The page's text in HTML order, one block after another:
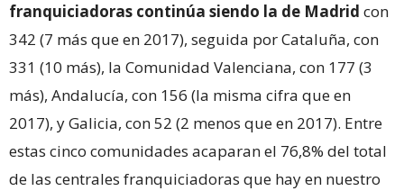
franquiciadoras continúa siendo la de Madrid con
342 (7 más que en 2017), seguida por Cataluña, con
331 (10 más), la Comunidad Valenciana, con 177 (3
más), Andalucía, con 156 (la misma cifra que en
2017), y Galicia, con 52 (2 menos que en 2017). Entre
estas cinco comunidades acaparan el 76,8% del total
de las centrales franquiciadoras que hay en nuestro